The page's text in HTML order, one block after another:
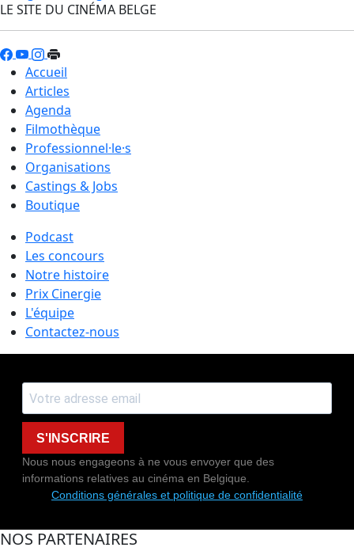
LE SITE DU CINÉMA BELGE
Accueil
Articles
Agenda
Filmothèque
Professionnel·le·s
Organisations
Castings & Jobs
Boutique
Podcast
Les concours
Notre histoire
Prix Cinergie
L'équipe
Contactez-nous
S'INSCRIRE
Nous nous engageons à ne vous envoyer que des
informations relatives au cinéma en Belgique.
Conditions générales et politique de confidentialité
NOS PARTENAIRES